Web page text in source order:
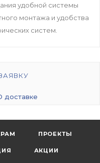
удобной системы
монтажа и удобства
систем.
доставке
ПРОЕКТЫ
АКЦИИ